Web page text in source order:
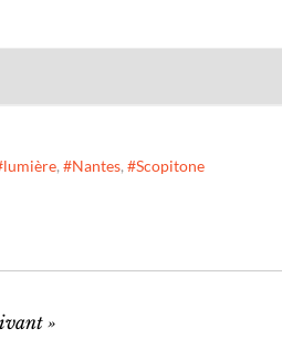
lumière, Nantes, Scopitone